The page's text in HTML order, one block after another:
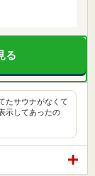
る
たサウナがなくて
示してあったの